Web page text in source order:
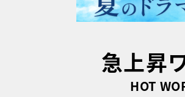
急上昇
HOT